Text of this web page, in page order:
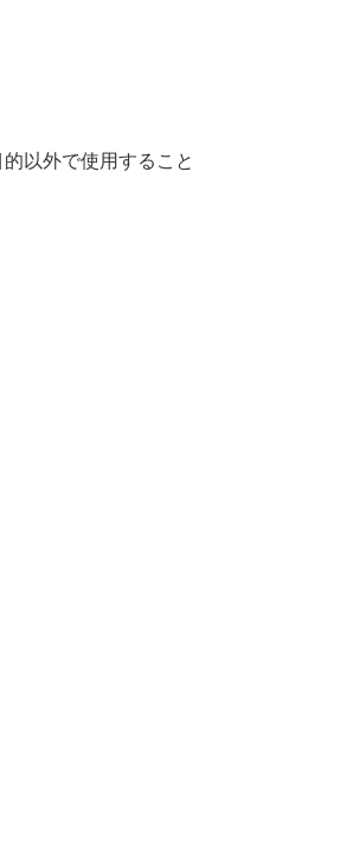
以外で使用すること